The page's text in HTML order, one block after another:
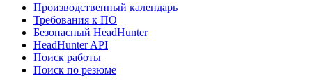
Производственный календарь
Требования к ПО
Безопасный HeadHunter
HeadHunter API
Поиск работы
Поиск по резюме